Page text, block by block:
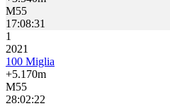
M55
17:08:31
1
2021
100 Miglia
+5.170m
M55
28:02:22